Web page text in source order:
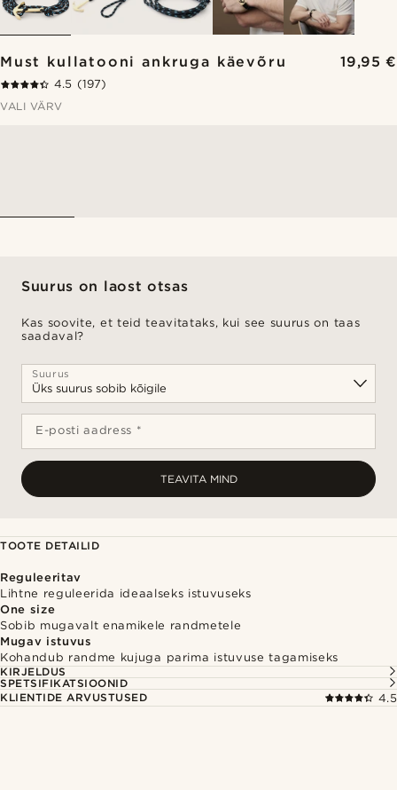
Must kullatooni ankruga käevõru 19,95 €
4.5 (197)
VALI VÄRV
Suurus on laost otsas
Kas soovite, et teid teavitataks, kui see suurus on taas
saadaval?
Suurus
E-posti aadress *
TEAVITA MIND
TOOTE DETAILID
Reguleeritav
Lihtne reguleerida ideaalseks istuvuseks
One size
Sobib mugavalt enamikele randmetele
Mugav istuvus
Kohandub randme kujuga parima istuvuse tagamiseks
KIRJELDUS
SPETSIFIKATSIOONID
KLIENTIDE ARVUSTUSED
4.5